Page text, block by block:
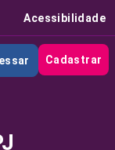
Acessibilidade
Cadastrar